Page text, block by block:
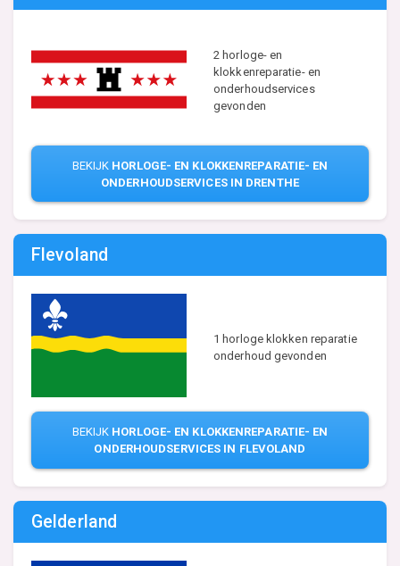
2 horloge- en
klokkenreparatie- en
onderhoudservices
gevonden
BEKIJK HORLOGE- EN KLOKKENREPARATIE- EN
ONDERHOUDSERVICES IN DRENTHE
Flevoland
1 horloge klokken reparatie
onderhoud gevonden
BEKIJK HORLOGE- EN KLOKKENREPARATIE- EN
ONDERHOUDSERVICES IN FLEVOLAND
Gelderland